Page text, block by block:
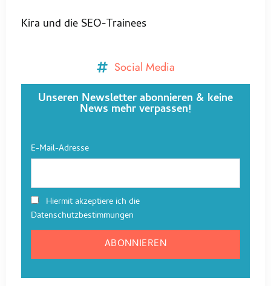
Kira und die SEO-Trainees
Social Media
Unseren Newsletter abonnieren & keine
News mehr verpassen!
E-Mail-Adresse
Hiermit akzeptiere ich die
Datenschutzbestimmungen